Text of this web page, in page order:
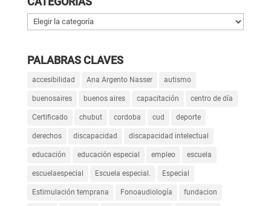
Categorías
PALABRAS CLAVES
accesibilidad Ana Argento Nasser autismo
buenosaires buenos aires capacitación centro de día
Certificado chubut cordoba cud deporte
derechos discapacidad discapacidad intelectual
educación educación especial empleo escuela
escuelaespecial Escuela especial. Especial
Estimulación temprana Fonoaudiología fundacion